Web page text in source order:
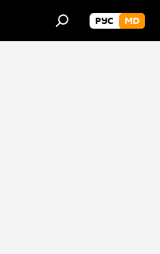
РУС MD